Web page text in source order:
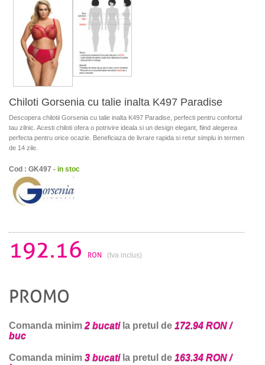
Chiloti Gorsenia cu talie inalta K497 Paradise
Descopera chilotii Gorsenia cu talie inalta K497 Paradise, perfecti pentru confortul
tau zilnic. Acesti chiloti ofera o potrivire ideala si un design elegant, fiind alegerea
perfecta pentru orice ocazie. Beneficiaza de livrare rapida si retur simplu in termen
de 14 zile.
Cod : GK497 - in stoc
192.16 RON (tva inclus)
PROMO
Comanda minim 2 bucatila pretul de 172.94 RON /
buc
Comanda minim 3 bucatila pretul de 163.34 RON /